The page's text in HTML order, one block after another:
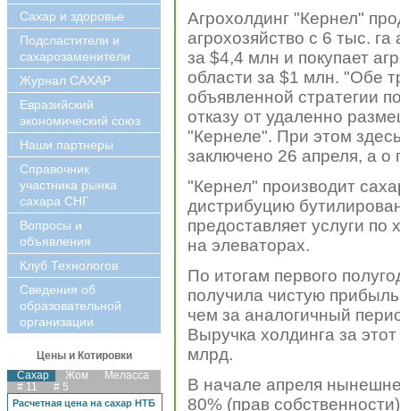
Сахар и здоровье
Подсластители и
сахарозаменители
Журнал САХАР
Евразийский
экономический союз
Наши партнеры
Справочник
участника рынка
сахара СНГ
Вопросы и
объявления
Клуб Технологов
Сведения об
образовательной
организации
Цены и Котировки
Сахар
Жом
Меласса
# 11
# 5
Расчетная цена на сахар НТБ
Агрохолдинг "Кернел"
агрохозяйство с 6 тыс.
за $4,4 млн и покупает
области за $1 млн. "Обе
объявленной стратегии
отказу от удаленно
"Кернеле". При этом
заключено 26 апреля, а
"Кернел" производит
дистрибуцию
предоставляет услуги
на элеваторах.
По итогам первого
получила чистую
чем за аналогичный
Выручка холдинга за
млрд.
В начале апреля
80% (прав